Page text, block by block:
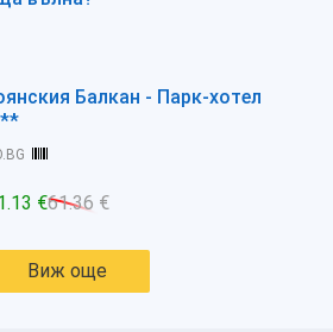
Балкан - Парк-хотел
€61.36 €
Виж още